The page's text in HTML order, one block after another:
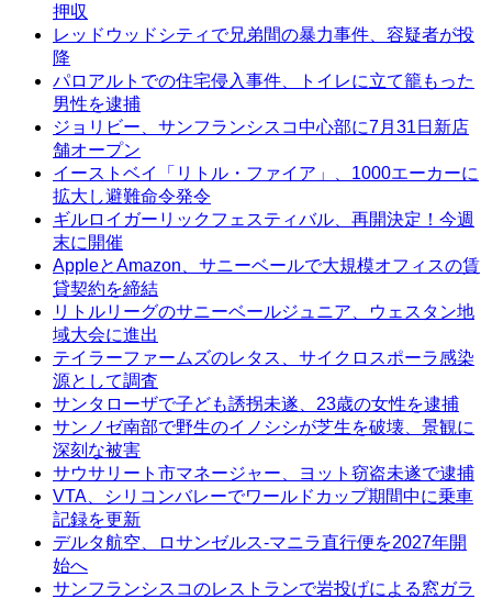
押収
レッドウッドシティで兄弟間の暴力事件、容疑者が投
降
パロアルトでの住宅侵入事件、トイレに立て籠もった
男性を逮捕
ジョリビー、サンフランシスコ中心部に7月31日新店
舗オープン
イーストベイ「リトル・ファイア」、1000エーカーに
拡大し避難命令発令
ギルロイガーリックフェスティバル、再開決定！今週
末に開催
AppleとAmazon、サニーベールで大規模オフィスの賃
貸契約を締結
リトルリーグのサニーベールジュニア、ウェスタン地
域大会に進出
テイラーファームズのレタス、サイクロスポーラ感染
源として調査
サンタローザで子ども誘拐未遂、23歳の女性を逮捕
サンノゼ南部で野生のイノシシが芝生を破壊、景観に
深刻な被害
サウサリート市マネージャー、ヨット窃盗未遂で逮捕
VTA、シリコンバレーでワールドカップ期間中に乗車
記録を更新
デルタ航空、ロサンゼルス-マニラ直行便を2027年開
始へ
サンフランシスコのレストランで岩投げによる窓ガラ